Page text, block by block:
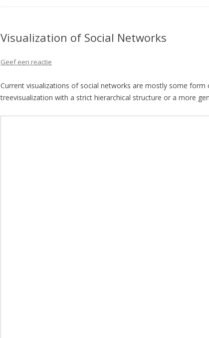
Visualization of Social Networks
Geef een reactie
Current visualizations of social networks are mostly some
treevisualization with a strict hierarchical structure or a more